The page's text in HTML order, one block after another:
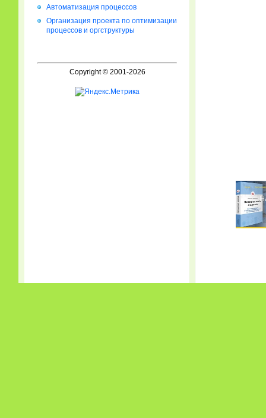
Автоматизация процессов
Организация проекта по оптимизации
процессов и оргструктуры
Copyright © 2001-2026